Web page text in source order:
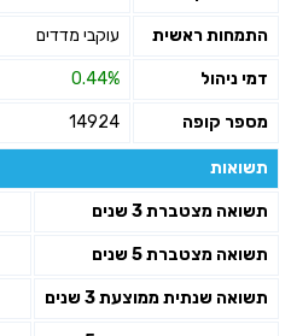
התמחות ראשית עוקבי מדדים
דמי ניהול 0.44%
מספר קופה 14924
תשואות
תשואה מצטברת 3 שנים
תשואה מצטברת 5 שנים
תשואה שנתית ממוצעת 3 שנים